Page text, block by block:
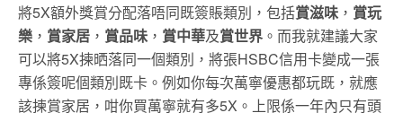
將5X額外獎賞分配落唔同既簽賬類別，包括賞滋味 ， 賞玩
樂 ， 賞家居 ， 賞品味 ， 賞中華及賞世界 。而我就建議大家
可以將5X揀晒落同一個類別，將張HSBC信用卡變成一張
專係簽呢個類別既卡。例如你每次萬寧優惠都玩既，就應
該揀賞家居，咁你買萬寧就有多5X。上限係一年內只有頭